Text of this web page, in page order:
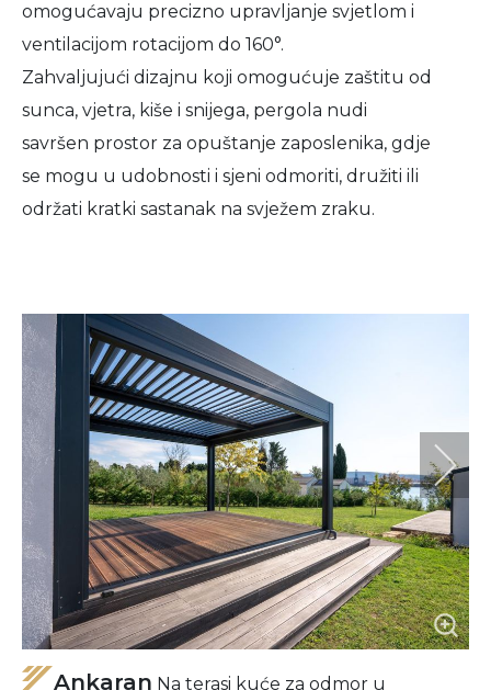
omogućavaju precizno upravljanje svjetlom i
ventilacijom rotacijom do 160°.
Zahvaljujući dizajnu koji omogućuje zaštitu od
sunca, vjetra, kiše i snijega, pergola nudi
savršen prostor za opuštanje zaposlenika, gdje
se mogu u udobnosti i sjeni odmoriti, družiti ili
održati kratki sastanak na svježem zraku.
Ankaran Na terasi kuće za odmor u